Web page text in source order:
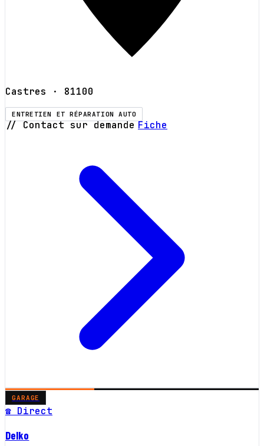
Castres · 81100
ENTRETIEN ET RÉPARATION AUTO
// Contact sur demande Fiche
GARAGE
☎ Direct
Delko